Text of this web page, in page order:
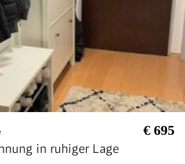
€ 695
in ruhiger Lage